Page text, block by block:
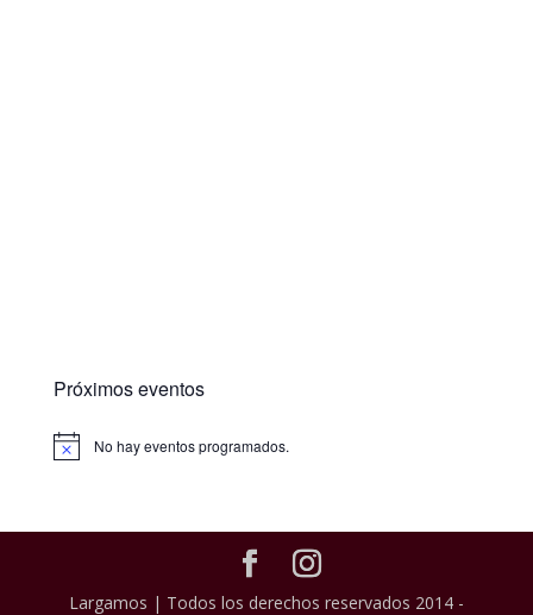
Próximos eventos
No hay eventos programados.
Largamos | Todos los derechos reservados 2014 -